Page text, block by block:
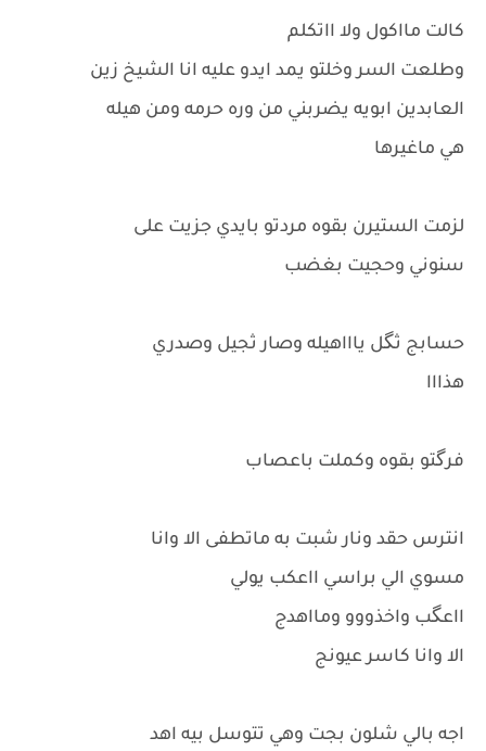
كالت مااكول ولا ااتكلم
وطلعت السر وخلتو يمد ايدو عليه انا الشيخ زين
العابدين ابويه يضربني من وره حرمه ومن هيله
هي ماغيرها
لزمت الستيرن بقوه مردتو بايدي جزيت على
سنوني وحجيت بغضب
حسابج ثگل ياااهيله وصار ثجيل وصدري
هذااا
فرگتو بقوه وكملت باعصاب
انترس حقد ونار شبت به ماتطفى الا وانا
مسوي الي براسي ااعكب يولي
ااعگب واخذووو ومااهدج
الا وانا كاسر عيونج
اجه بالي شلون بجت وهي تتوسل بيه اهد